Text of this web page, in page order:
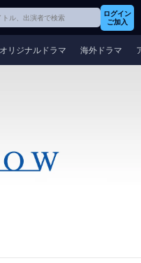
ログイン
ご加入
オリジナルドラマ 海外ドラマ